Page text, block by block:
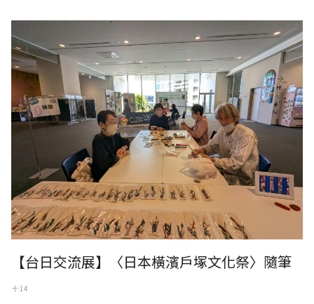
〈日本橫濱戶塚文化祭〉隨筆
【台日交流展】〈日本橫濱戶塚文化祭〉隨筆
十 14